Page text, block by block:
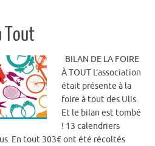
Tout
BILAN DE LA FOIRE
À TOUT L’association
était présente à la
foire à tout des Ulis.
Et le bilan est tombé
! 13 calendriers
En tout 303€ ont été récoltés